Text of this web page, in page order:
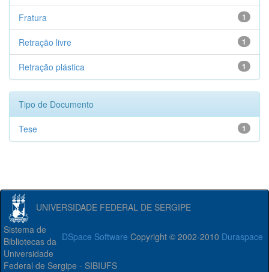
1
Fratura
1
Retração livre
1
Retração plástica
Tipo de Documento
1
Tese
UNIVERSIDADE FEDERAL DE SERGIPE
DSpace Software Copyright © 2002-2010 Duraspace
Sistema de
Bibliotecas da
Universidade
Federal de Sergipe - SIBIUFS